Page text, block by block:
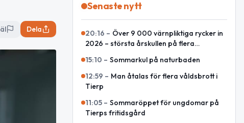
Dela
Senaste nytt
20:16 – Över 9 000 värnpliktiga rycker in
2026 – största årskullen på flera
15:10 – Sommarkul på naturbaden
12:59 – Man åtalas för flera våldsbrott i
Tierp
11:05 – Sommaröppet för ungdomar på
Tierps fritidsgård